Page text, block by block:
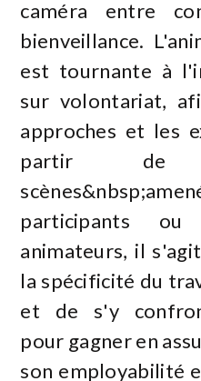
caméra entre
bienveillance.
est tournante à
sur volontariat,
approches et les
partir de
participants
animateurs, il
la spécificité du
et de s'y
pour gagner en
son employabilité